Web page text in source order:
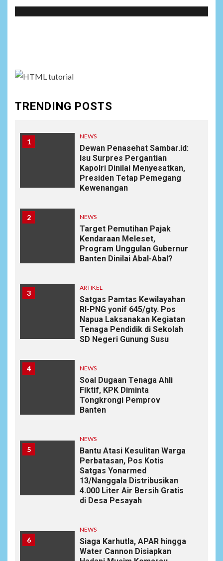
TRENDING POSTS
1
NEWS
Dewan Penasehat Sambar.id:
Isu Surpres Pergantian
Kapolri Dinilai Menyesatkan,
Presiden Tetap Pemegang
Kewenangan
2 NEWS
Target Pemutihan Pajak
Kendaraan Meleset,
Program Unggulan Gubernur
Banten Dinilai Abal-Abal?
3
ARTIKEL
Satgas Pamtas Kewilayahan
RI-PNG yonif 645/gty. Pos
Napua Laksanakan Kegiatan
Tenaga Pendidik di Sekolah
SD Negeri Gunung Susu
4 NEWS
Soal Dugaan Tenaga Ahli
Fiktif, KPK Diminta
Tongkrongi Pemprov
Banten
5
NEWS
Bantu Atasi Kesulitan Warga
Perbatasan, Pos Kotis
Satgas Yonarmed
13/Nanggala Distribusikan
4.000 Liter Air Bersih Gratis
di Desa Pesayah
6
NEWS
Siaga Karhutla, APAR hingga
Water Cannon Disiapkan